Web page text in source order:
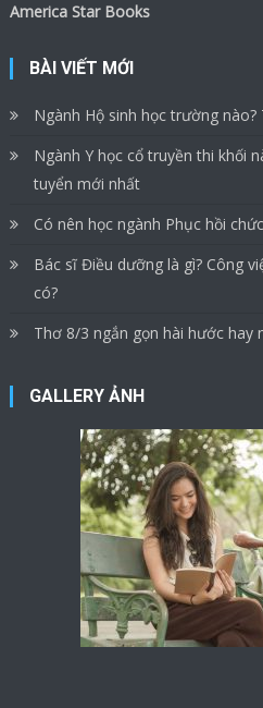
America Star Books
BÀI VIẾT MỚI
Ngành Hộ sinh học trường
Ngành Y học cổ truyền thi khối
tuyển mới nhất
Có nên học ngành Phục hồi
Bác sĩ Điều dưỡng là gì? Công
có?
Thơ 8/3 ngắn gọn hài hước hay
GALLERY ẢNH